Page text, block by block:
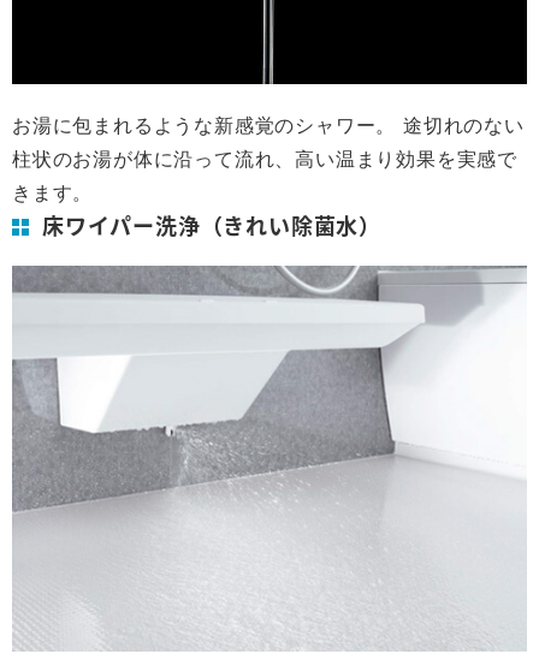
お湯に包まれるような新感覚のシャワー。 途切れのない
柱状のお湯が体に沿って流れ、高い温まり効果を実感で
きます。
床ワイパー洗浄（きれい除菌水）